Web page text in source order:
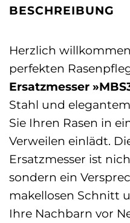
BESCHREIBUNG
Herzlich
perfekten
Ersatzmesser
Stahl und
Sie Ihren Rasen in
Verweilen einlädt.
Ersatzmesser ist
sondern ein
makellosen Schnitt
Ihre Nachbarn vor